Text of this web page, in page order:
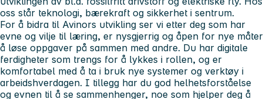
oss står teknologi, bærekraft og sikkerhet i sentrum.
For å bidra til Avinors utvikling ser vi etter deg som har
evne og vilje til læring, er nysgjerrig og åpen for nye måter
å løse oppgaver på sammen med andre. Du har digitale
ferdigheter som trengs for å lykkes i rollen, og er
komfortabel med å ta i bruk nye systemer og verktøy i
arbeidshverdagen. I tillegg har du god helhetsforståelse
og evnen til å se sammenhenger, noe som hjelper deg å